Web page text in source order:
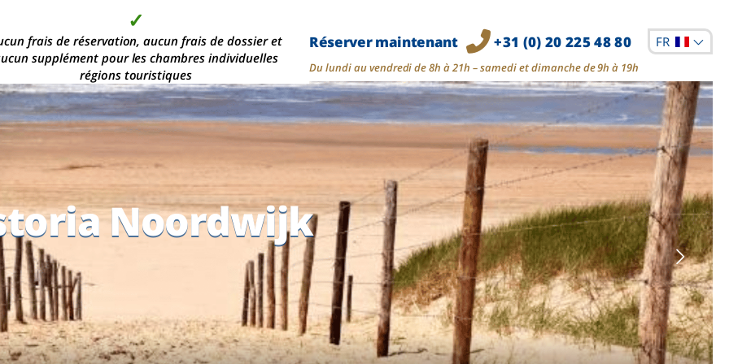
✓
de 2 000 chambres d'hôtel modernes, dans les plus
belles
régions touristiques
✓
frais de réservation, aucun frais de dossier et
supplément pour les chambres individuelles
✓
La qualité au
meilleur prix
✓
Aucun acompte n'est
demandé
Réserver maintenant +31 (0) 20 225 48 80 FR
Du lundi au vendredi de 8h à 21h – samedi et dimanche de 9h à 19h
Noordwijk
Noordwijk
Noordwijk
Noordwijk